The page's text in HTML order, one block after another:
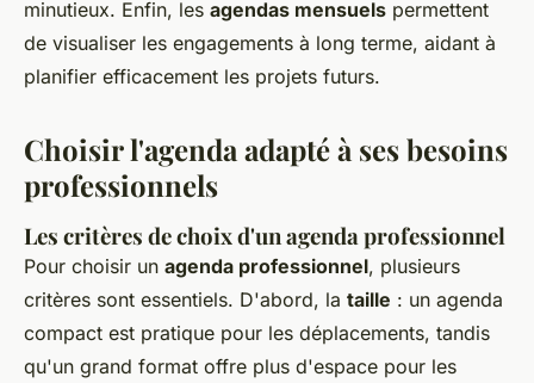
minutieux. Enfin, les agendas mensuels permettent
de visualiser les engagements à long terme, aidant à
planifier efficacement les projets futurs.
Choisir l'agenda adapté à ses besoins
professionnels
Les critères de choix d'un agenda professionnel
Pour choisir un agenda professionnel, plusieurs
critères sont essentiels. D'abord, la taille : un agenda
compact est pratique pour les déplacements, tandis
qu'un grand format offre plus d'espace pour les